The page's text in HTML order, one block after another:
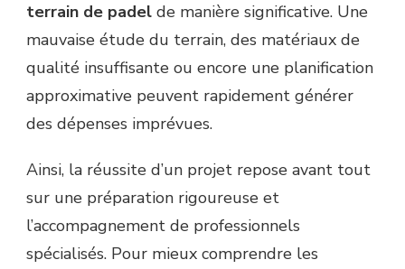
terrain de padel de manière significative. Une
mauvaise étude du terrain, des matériaux de
qualité insuffisante ou encore une planification
approximative peuvent rapidement générer
des dépenses imprévues.
Ainsi, la réussite d’un projet repose avant tout
sur une préparation rigoureuse et
l’accompagnement de professionnels
spécialisés. Pour mieux comprendre les